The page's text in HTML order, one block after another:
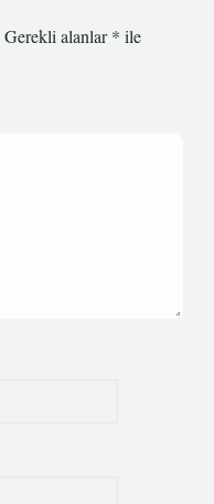
Gerekli alanlar* ile